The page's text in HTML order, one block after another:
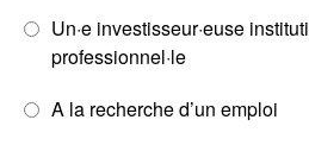
Un·e investisseur·euse
professionnel·le
A la recherche d’un emploi